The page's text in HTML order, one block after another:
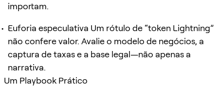
importam.
Euforia especulativa Um rótulo de “token Lightning”
não confere valor. Avalie o modelo de negócios, a
captura de taxas e a base legal—não apenas a
narrativa.
Um Playbook Prático